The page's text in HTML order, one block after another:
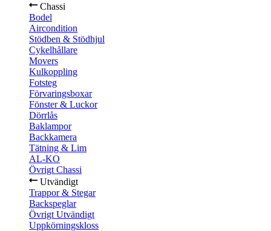
Chassi
Bodel
Aircondition
Stödben & Stödhjul
Cykelhållare
Movers
Kulkoppling
Fotsteg
Förvaringsboxar
Fönster & Luckor
Dörrlås
Baklampor
Backkamera
Tätning & Lim
AL-KO
Övrigt Chassi
Utvändigt
Trappor & Stegar
Backspeglar
Övrigt Utvändigt
Uppkörningskloss